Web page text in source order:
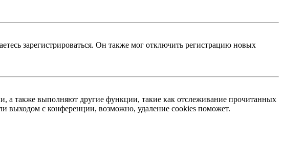
зарегистрироваться. Он также мог отключить регистрацию новых
а также выполняют другие функции, такие как отслеживание прочитанных
выходом с конференции, возможно, удаление cookies поможет.